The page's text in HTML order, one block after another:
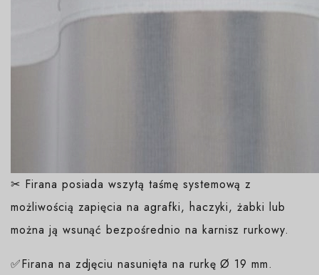
✂ Firana posiada wszytą taśmę systemową z
możliwością zapięcia na agrafki, haczyki, żabki lub
można ją wsunąć bezpośrednio na karnisz rurkowy.
✅Firana na zdjęciu nasunięta na rurkę Ø 19 mm.